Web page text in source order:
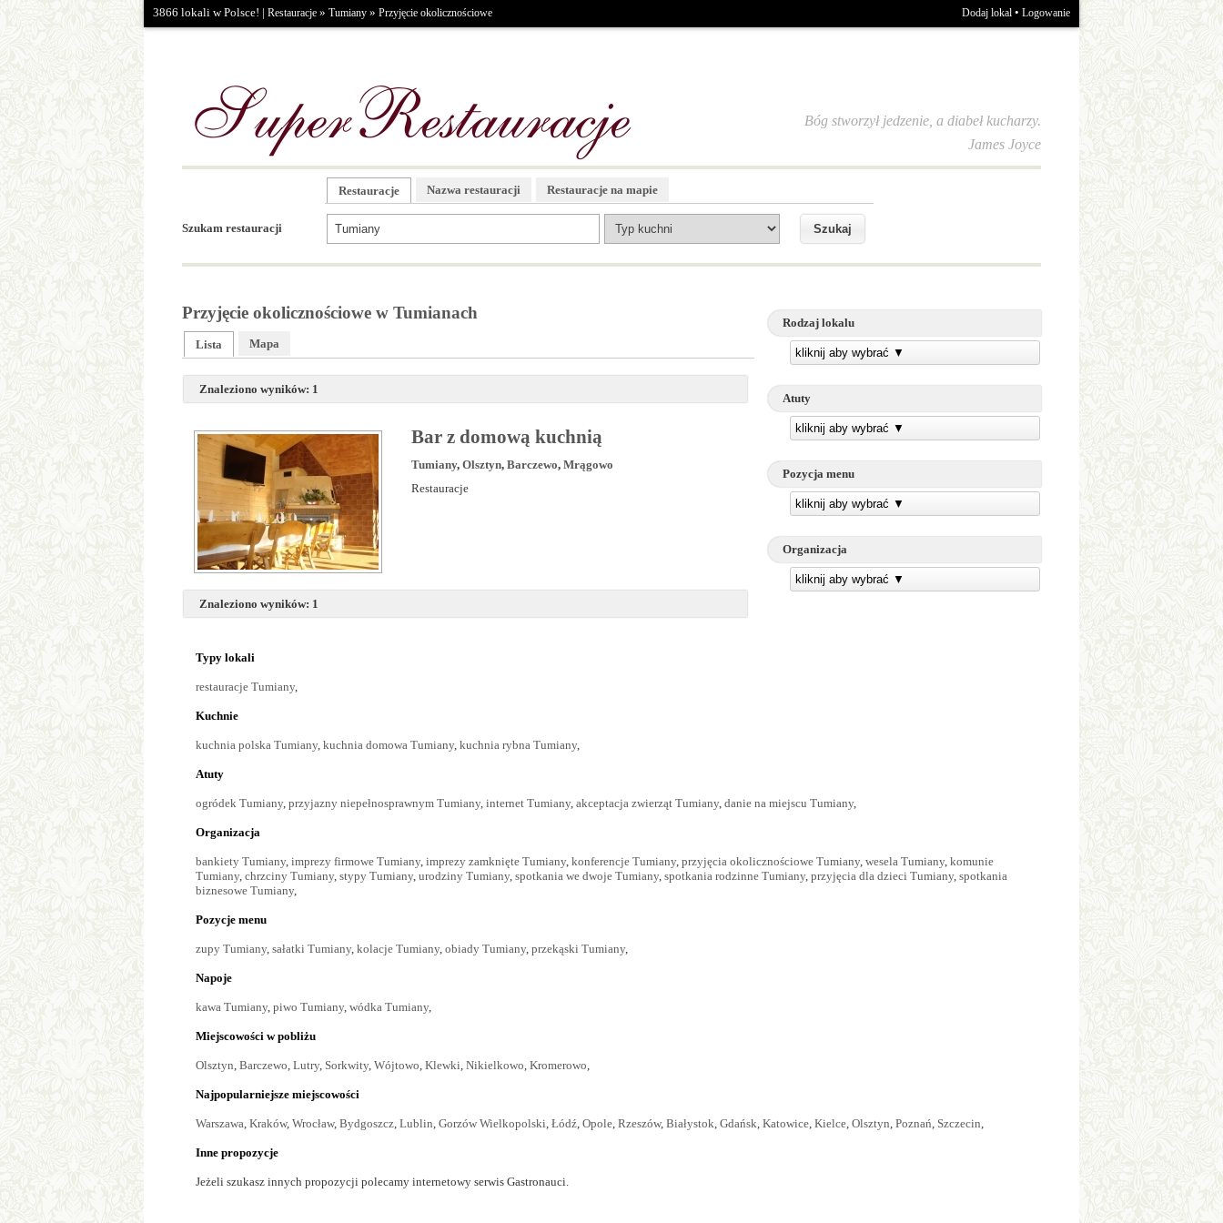
3866 lokali w Polsce! | Restauracje » Tumiany » Przyjęcie okolicznościowe Dodaj lokal • Logowanie
Bóg stworzył jedzenie, a diabeł kucharzy.
James Joyce
Szukam restauracji
Restauracje Nazwa restauracji Restauracje na mapie
Rodzaj lokalu
kliknij aby wybrać ▼
Atuty
kliknij aby wybrać ▼
Pozycja menu
kliknij aby wybrać ▼
Organizacja
kliknij aby wybrać ▼
Przyjęcie okolicznościowe w Tumianach
Lista Mapa
Znaleziono wyników: 1
Bar z domową kuchnią
Tumiany, Olsztyn, Barczewo, Mrągowo
Restauracje
Znaleziono wyników: 1
Typy lokali
restauracje Tumiany,
Kuchnie
kuchnia polska Tumiany, kuchnia domowa Tumiany, kuchnia rybna Tumiany,
Atuty
ogródek Tumiany, przyjazny niepełnosprawnym Tumiany, internet Tumiany, akceptacja zwierząt Tumiany, danie na miejscu Tumiany,
Organizacja
bankiety Tumiany, imprezy firmowe Tumiany, imprezy zamknięte Tumiany, konferencje Tumiany, przyjęcia okolicznościowe Tumiany, wesela Tumiany, komunie
Tumiany, chrzciny Tumiany, stypy Tumiany, urodziny Tumiany, spotkania we dwoje Tumiany, spotkania rodzinne Tumiany, przyjęcia dla dzieci Tumiany, spotkania
biznesowe Tumiany,
Pozycje menu
zupy Tumiany, sałatki Tumiany, kolacje Tumiany, obiady Tumiany, przekąski Tumiany,
Napoje
kawa Tumiany, piwo Tumiany, wódka Tumiany,
Miejscowości w pobliżu
Olsztyn, Barczewo, Lutry, Sorkwity, Wójtowo, Klewki, Nikielkowo, Kromerowo,
Najpopularniejsze miejscowości
Warszawa, Kraków, Wrocław, Bydgoszcz, Lublin, Gorzów Wielkopolski, Łódź, Opole, Rzeszów, Białystok, Gdańsk, Katowice, Kielce, Olsztyn, Poznań, Szczecin,
Inne propozycje
Jeżeli szukasz innych propozycji polecamy internetowy serwis Gastronauci.